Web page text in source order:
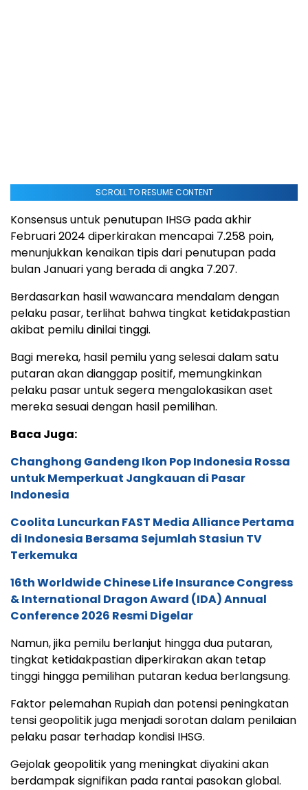
SCROLL TO RESUME CONTENT
Konsensus untuk penutupan IHSG pada akhir
Februari 2024 diperkirakan mencapai 7.258 poin,
menunjukkan kenaikan tipis dari penutupan pada
bulan Januari yang berada di angka 7.207.
Berdasarkan hasil wawancara mendalam dengan
pelaku pasar, terlihat bahwa tingkat ketidakpastian
akibat pemilu dinilai tinggi.
Bagi mereka, hasil pemilu yang selesai dalam satu
putaran akan dianggap positif, memungkinkan
pelaku pasar untuk segera mengalokasikan aset
mereka sesuai dengan hasil pemilihan.
Baca Juga:
Changhong Gandeng Ikon Pop Indonesia Rossa
untuk Memperkuat Jangkauan di Pasar
Indonesia
Coolita Luncurkan FAST Media Alliance Pertama
di Indonesia Bersama Sejumlah Stasiun TV
Terkemuka
16th Worldwide Chinese Life Insurance Congress
& International Dragon Award (IDA) Annual
Conference 2026 Resmi Digelar
Namun, jika pemilu berlanjut hingga dua putaran,
tingkat ketidakpastian diperkirakan akan tetap
tinggi hingga pemilihan putaran kedua berlangsung.
Faktor pelemahan Rupiah dan potensi peningkatan
tensi geopolitik juga menjadi sorotan dalam penilaian
pelaku pasar terhadap kondisi IHSG.
Gejolak geopolitik yang meningkat diyakini akan
berdampak signifikan pada rantai pasokan global.